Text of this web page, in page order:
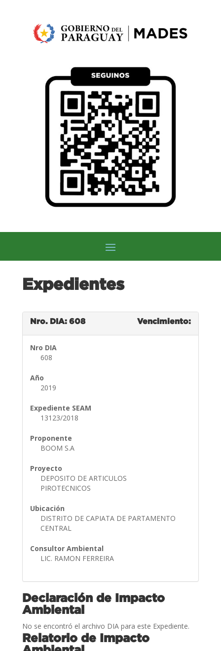
Expedientes
Nro. DIA: 608 Vencimiento:
Nro DIA
608
Año
2019
Expediente SEAM
13123/2018
Proponente
BOOM S.A
Proyecto
DEPOSITO DE ARTICULOS
PIROTECNICOS
Ubicación
DISTRITO DE CAPIATA DE PARTAMENTO
CENTRAL
Consultor Ambiental
LIC. RAMON FERREIRA
Declaración de Impacto
Ambiental
No se encontró el archivo DIA para este Expediente.
Relatorio de Impacto